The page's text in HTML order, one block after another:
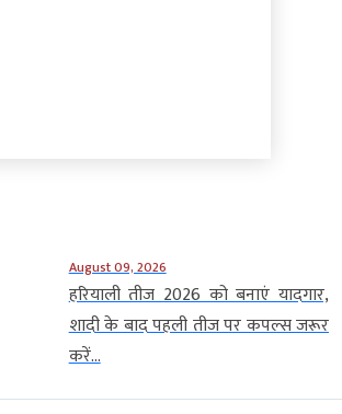
August 09, 2026
हरियाली तीज 2026 को बनाएं यादगार,
शादी के बाद पहली तीज पर कपल्स जरूर
करें...